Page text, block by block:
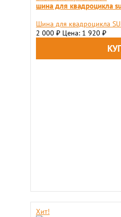
шина для квадроцикла
Шина для квадроцикла
2 000 ₽ Цена: 1 920 ₽
Хит!